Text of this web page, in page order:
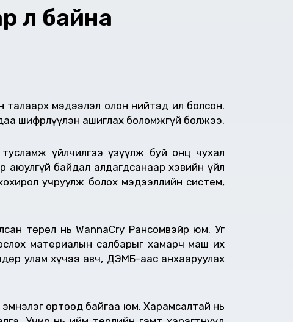
л байна
талаарх мэдээлэл олон нийтэд ил болсон.
шифрлүүлэн ашиглах боломжгүй болжээ.
үйлчилгээ үзүүлж буй онц чухал
аюулгүй байдал алдагдсанаар хэвийн үйл
учруулж болох мэдээллийн систем,
төрөл нь WannaCry Рансомвэйр юм. Уг
материалын салбарыг хамарч маш их
улам хүчээ авч, ДЭМБ-аас анхааруулах
өртөөд байгаа юм. Харамсалтай нь